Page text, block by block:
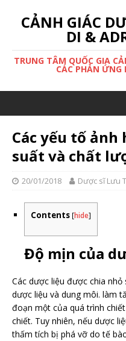
CẢNH GIÁC
DI &
TRUNG TÂM QUỐC GIA
CÁC PHẢN ỨNG
Các yếu tố
suất và chất
20/01/2018 Dược sĩ Lưu
Contents [hide]
Độ mịn của
Các dược liệu được chia
dược liệu và dung môi. làm
đoạn một của quá trình
chiết. Tuy nhiên, nếu dược
thấm tích bị phá vỡ do tế